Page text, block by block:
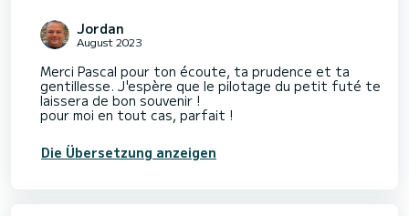
Jordan
August 2023
Merci Pascal pour ton écoute, ta prudence et ta
gentillesse. J'espère que le pilotage du petit futé te
laissera de bon souvenir !
pour moi en tout cas, parfait !
Die Übersetzung anzeigen